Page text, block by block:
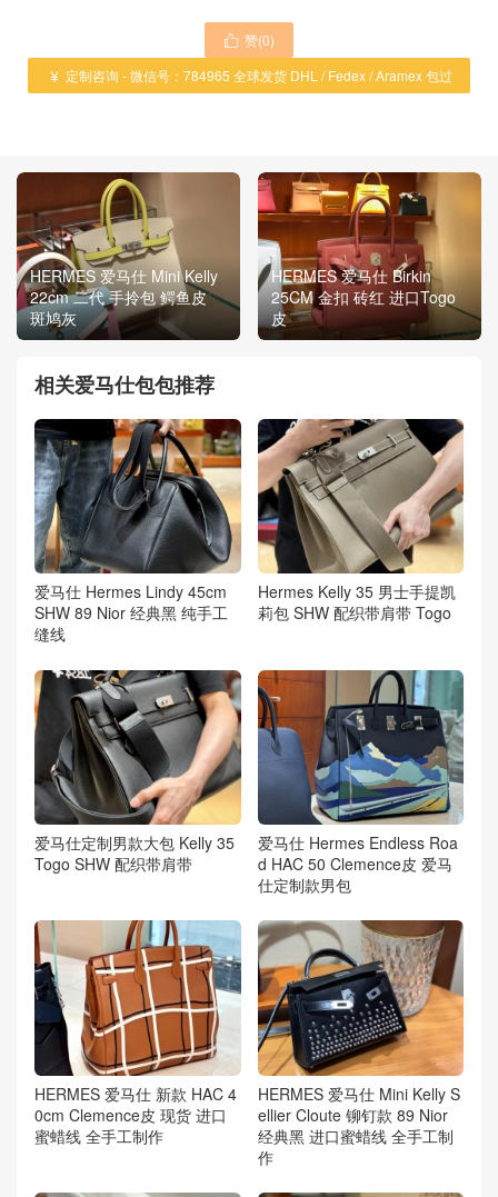
 赞(0)
 定制咨询 - 微信号：784965 全球发货 DHL / Fedex / Aramex 包过
HERMES 爱马仕 Mini Kelly
22cm 二代 手拎包 鳄鱼皮
斑鸠灰
HERMES 爱马仕 Birkin
25CM 金扣 砖红 进口Togo
皮
相关爱马仕包包推荐
爱马仕 Hermes Lindy 45cm
SHW 89 Nior 经典黑 纯手工
缝线
Hermes Kelly 35 男士手提凯
莉包 SHW 配织带肩带 Togo
爱马仕定制男款大包 Kelly 35
Togo SHW 配织带肩带
爱马仕 Hermes Endless Roa
d HAC 50 Clemence皮 爱马
仕定制款男包
HERMES 爱马仕 新款 HAC 4
0cm Clemence皮 现货 进口
蜜蜡线 全手工制作
HERMES 爱马仕 Mini Kelly S
ellier Cloute 铆钉款 89 Nior
经典黑 进口蜜蜡线 全手工制
作